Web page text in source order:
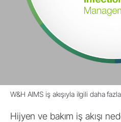
W&H AIMS iş akışıyla ilgili daha
Hijyen ve bakım iş akışı